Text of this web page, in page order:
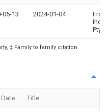
05-13 2024-01-04
Pty
‡ Family to family citation
Title